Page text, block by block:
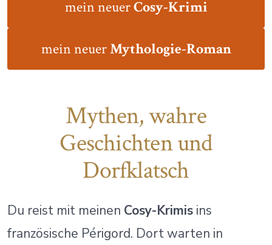
mein neuerCosy-Krimi
mein neuerMythologie-Roman
Mythen, wahre
Geschichten und
Dorfklatsch
Du reist mit meinen Cosy-Krimisins
französische Périgord. Dort warten in